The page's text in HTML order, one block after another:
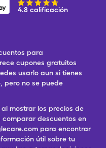
4.8 calificación
para
cupones gratuitos
usarlo aun si tienes
pero no se puede
mostrar los precios de
descuentos en
para encontrar
útil sobre tu